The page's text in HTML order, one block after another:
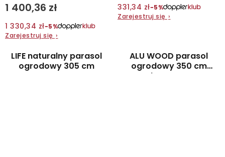
1 400,36 zł
1 330,34 zł−5%
Zarejestruj się ›
331,34 zł−5%
Zarejestruj się ›
LIFE naturalny parasol
ogrodowy 305 cm
ALU WOOD parasol
ogrodowy 350 cm
brązowy